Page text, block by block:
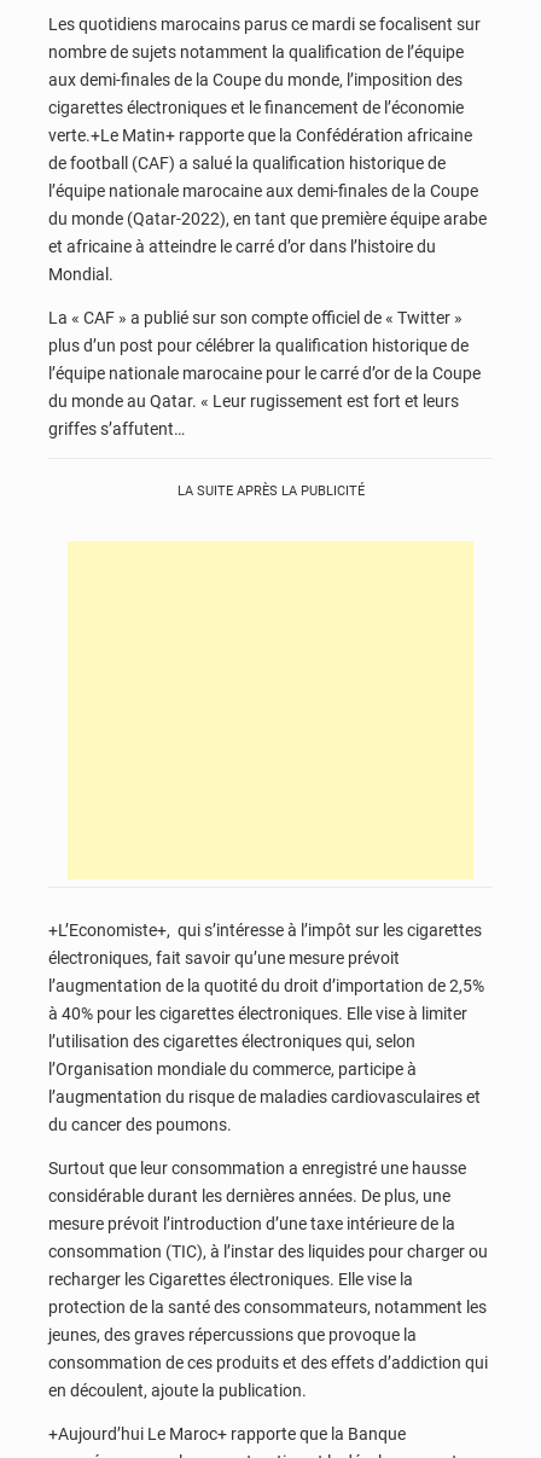
Les quotidiens marocains parus ce mardi se focalisent sur
nombre de sujets notamment la qualification de l’équipe
aux demi-finales de la Coupe du monde, l’imposition des
cigarettes électroniques et le financement de l’économie
verte.+Le Matin+ rapporte que la Confédération africaine
de football (CAF) a salué la qualification historique de
l’équipe nationale marocaine aux demi-finales de la Coupe
du monde (Qatar-2022), en tant que première équipe arabe
et africaine à atteindre le carré d’or dans l’histoire du
Mondial.
La « CAF » a publié sur son compte officiel de « Twitter »
plus d’un post pour célébrer la qualification historique de
l’équipe nationale marocaine pour le carré d’or de la Coupe
du monde au Qatar. « Leur rugissement est fort et leurs
griffes s’affutent…
LA SUITE APRÈS LA PUBLICITÉ
+L’Economiste+, qui s’intéresse à l’impôt sur les cigarettes
électroniques, fait savoir qu’une mesure prévoit
l’augmentation de la quotité du droit d’importation de 2,5%
à 40% pour les cigarettes électroniques. Elle vise à limiter
l’utilisation des cigarettes électroniques qui, selon
l’Organisation mondiale du commerce, participe à
l’augmentation du risque de maladies cardiovasculaires et
du cancer des poumons.
Surtout que leur consommation a enregistré une hausse
considérable durant les dernières années. De plus, une
mesure prévoit l’introduction d’une taxe intérieure de la
consommation (TIC), à l’instar des liquides pour charger ou
recharger les Cigarettes électroniques. Elle vise la
protection de la santé des consommateurs, notamment les
jeunes, des graves répercussions que provoque la
consommation de ces produits et des effets d’addiction qui
en découlent, ajoute la publication.
+Aujourd’hui Le Maroc+ rapporte que la Banque